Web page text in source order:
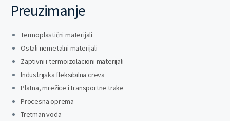
Preuzimanje
Termoplastični materijali
Ostali nemetalni materijali
Zaptivni i termoizolacioni materijali
Industrijska fleksibilna creva
Platna, mrežice i transportne trake
Procesna oprema
Tretman voda